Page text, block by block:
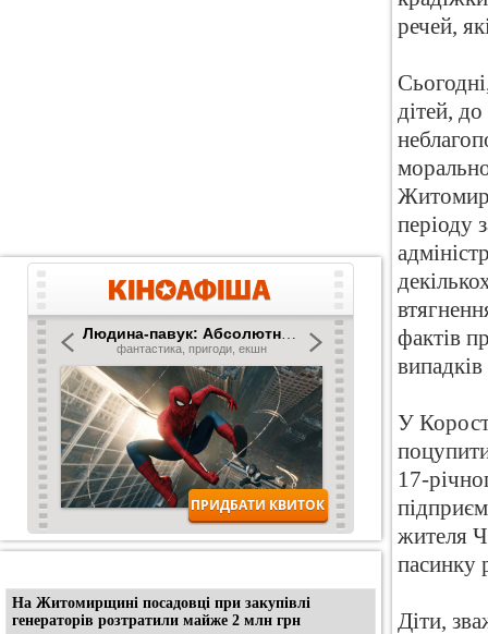
На Житомирщині посадовці при закупівлі
генераторів розтратили майже 2 млн грн
речей,
дітей,
періоду
фактів
У
17-
жителя
пасинку
Діти,